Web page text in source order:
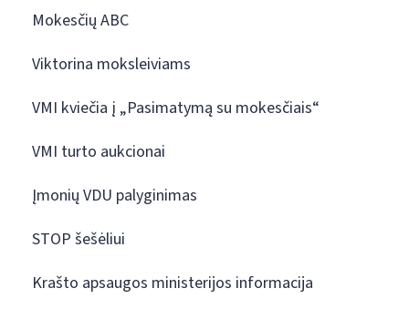
Mokesčių ABC
Viktorina moksleiviams
VMI kviečia į „Pasimatymą su mokesčiais“
VMI turto aukcionai
Įmonių VDU palyginimas
STOP šešėliui
Krašto apsaugos ministerijos informacija